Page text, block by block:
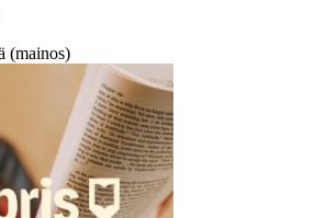
(mainos)